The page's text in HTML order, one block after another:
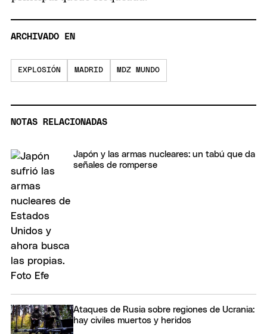
ARCHIVADO EN
EXPLOSIÓN MADRID MDZ MUNDO
NOTAS RELACIONADAS
Japón y las armas nucleares: un tabú que da
señales de romperse
Ataques de Rusia sobre regiones de Ucrania:
hay civiles muertos y heridos